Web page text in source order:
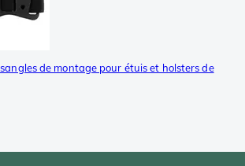
de montage pour étuis et holsters de